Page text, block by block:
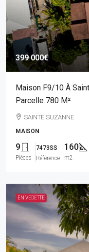
399 000€
Maison F9/10 À
Parcelle 780 M²
SAINTE SUZANNE
MAISON
9
Pièces
7473SS
Référence
160
m2
EN VEDETTE